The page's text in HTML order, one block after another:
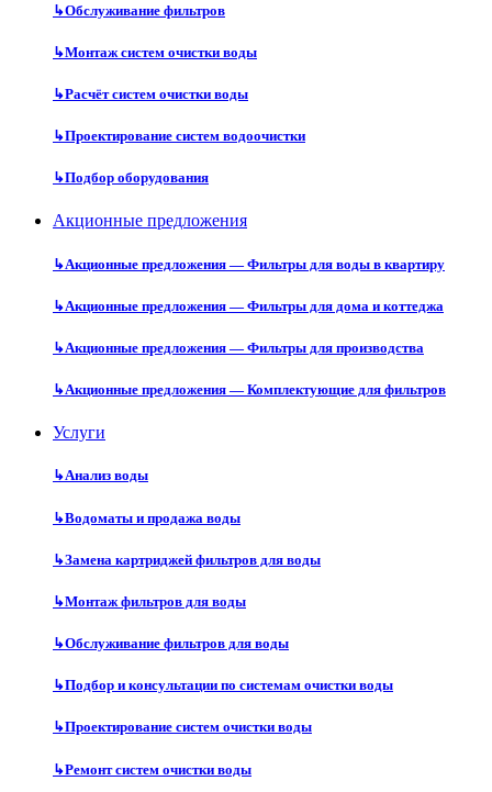
↳Обслуживание фильтров
↳Монтаж систем очистки воды
↳Расчёт систем очистки воды
↳Проектирование систем водоочистки
↳Подбор оборудования
Акционные предложения
↳Акционные предложения — Фильтры для воды в квартиру
↳Акционные предложения — Фильтры для дома и коттеджа
↳Акционные предложения — Фильтры для производства
↳Акционные предложения — Комплектующие для фильтров
Услуги
↳Анализ воды
↳Водоматы и продажа воды
↳Замена картриджей фильтров для воды
↳Монтаж фильтров для воды
↳Обслуживание фильтров для воды
↳Подбор и консультации по системам очистки воды
↳Проектирование систем очистки воды
↳Ремонт систем очистки воды